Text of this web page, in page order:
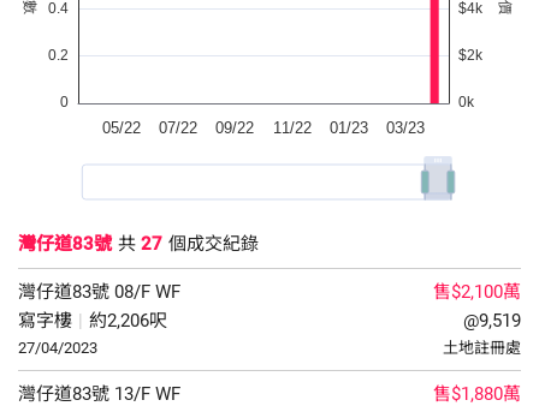
灣仔道83號 共 27 個成交紀錄
灣仔道83號 08/F WF
寫字樓 | 約2,206呎
27/04/2023
售$2,100萬
@9,519
土地註冊處
灣仔道83號 13/F WF
售$1,880萬